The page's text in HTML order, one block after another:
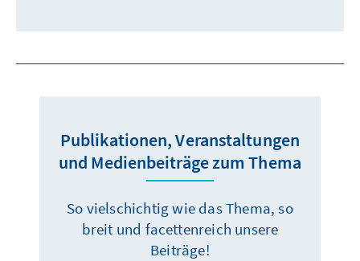
Publikationen, Veranstaltungen
und Medienbeiträge zum Thema
So vielschichtig wie das Thema, so
breit und facettenreich unsere
Beiträge!